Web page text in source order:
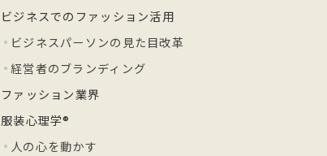
ビジネスでのファッション活用
ビジネスパーソンの見た目改革
経営者のブランディング
ファッション業界
服装心理学®
人の心を動かす